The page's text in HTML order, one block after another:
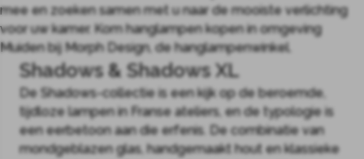
mee en zoeken samen met u naar de mooiste verlichting
voor uw kamer. Kom hanglampen kopen in omgeving
Muiden bij Morph Design, de hanglampenwinkel.
Shadows & Shadows XL
De Shadows-collectie is een kijk op de beroemde,
tijdloze lampen in Franse ateliers, en de typologie is
een eerbetoon aan die erfenis. De combinatie van
mondgeblazen glas, handgemaakt hout en klassieke